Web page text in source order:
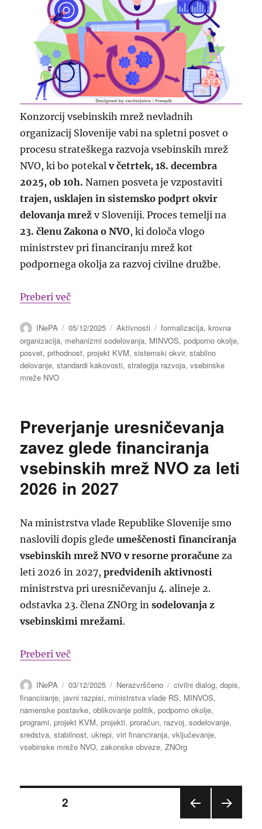
Konzorcij vsebinskih mrež nevladnih
organizacij Slovenije vabi na spletni posvet o
procesu strateškega razvoja vsebinskih mrež
NVO, ki bo potekalv četrtek, 18. decembra
2025, ob 10h. Namen posveta je vzpostaviti
trajen, usklajen in sistemsko podprt okvir
delovanja mrežv Sloveniji. Proces temelji na
23. členu Zakona o NVO, ki določa vlogo
ministrstev pri financiranju mrež kot
podpornega okolja za razvoj civilne družbe.
Preberi več“Vabilo: predstavitev procesa
Avtor
INePA
Objavljeno
dne
05/12/2025 Kategorije
Aktivnosti Oznake
formalizacija,krovna
organizacija, mehanizmi sodelovanja, MINVOS,podporno okolje,
posvet,prihodnost,projekt KVM,sistemski okvir,stabilno
delovanje,standardi kakovosti,strategija razvoja,vsebinske
mreže NVO
Preverjanje uresničevanja
zavez glede financiranja
vsebinskih mrež NVO za leti
2026 in 2027
Na ministrstva vlade Republike Slovenije smo
naslovili dopis glede umeščenosti financiranja
vsebinskih mrež NVO v resorne proračune za
leti 2026 in 2027,predvidenih aktivnosti
ministrstva pri uresničevanju 4. alineje 2.
odstavka 23. člena ZNOrg insodelovanja z
vsebinskimi mrežami.
Preberi več“Preverjanje uresničevanja zavez glede
Avtor
INePA
Objavljeno
dne
03/12/2025 Kategorije
Nerazvrščeno Oznake
civilni dialog,dopis,
financiranje,javni razpisi, ministrstva vlade RS, MINVOS,
namenske postavke,oblikovanje politik,podporno okolje,
programi,projekt KVM,projekti,proračun, razvoj,sodelovanje,
sredstva,stabilnost, ukrepi,viri financiranja,vključevanje,
vsebinske mreže NVO,zakonske obveze,ZNOrg
Številčenje
STRAN2